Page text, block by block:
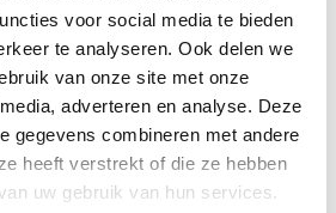
voor social media te bieden
te analyseren. Ook delen we
van onze site met onze
adverteren en analyse. Deze
gegevens combineren met andere
heeft verstrekt of die ze hebben
uw gebruik van hun services.
creditcard
vanaf
€ 32,76
verder
vanaf